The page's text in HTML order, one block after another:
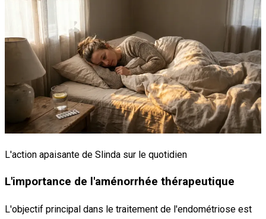
L'action apaisante de Slinda sur le quotidien
L'importance de l'aménorrhée thérapeutique
L'objectif principal dans le traitement de l'endométriose est